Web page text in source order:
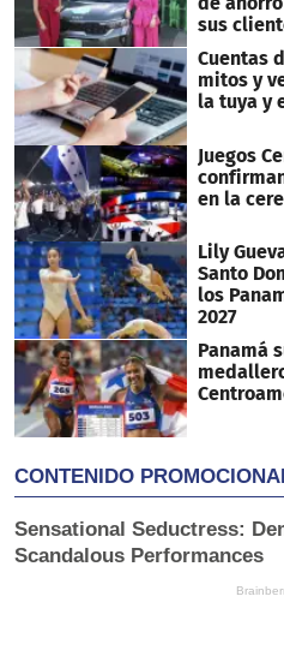
sus
Cuentas
mitos y
la tuya y
Juegos
en la
Lily
Santo
los
2027
Panamá